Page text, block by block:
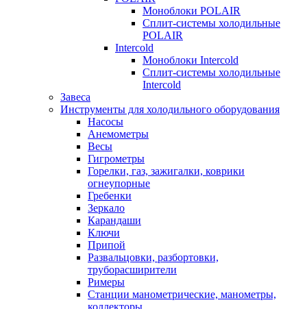
Моноблоки POLAIR
Сплит-системы холодильные
POLAIR
Intercold
Моноблоки Intercold
Сплит-системы холодильные
Intercold
Завеса
Инструменты для холодильного оборудования
Насосы
Анемометры
Весы
Гигрометры
Горелки, газ, зажигалки, коврики
огнеупорные
Гребенки
Зеркало
Карандаши
Ключи
Припой
Развальцовки, разбортовки,
труборасширители
Римеры
Станции манометрические, манометры,